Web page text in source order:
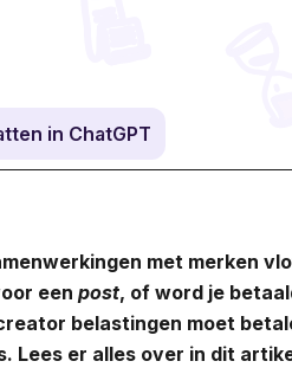
in ChatGPT
met merken
eenpost, of word je
belastingen moet
Lees er alles over in dit